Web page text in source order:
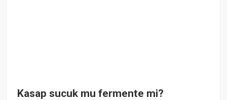
Kasap sucuk mu fermente mi?